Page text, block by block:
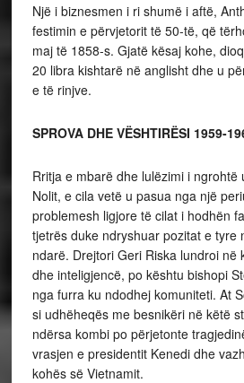
Një i biznesmen i ri shumë i aftë,
festimin e përvjetorit të 50-të, që
maj të 1858-s. Gjatë kësaj kohe,
20 libra kishtarë në anglisht dhe u
e të rinjve.
SPROVA DHE VËSHTIRËSI 1959-
Rritja e mbarë dhe lulëzimi i ngrohtë
Nolit, e cila vetë u pasua nga një
problemesh ligjore të cilat i hodhën
tjetrës duke ndryshuar pozitat e tyre
ndarë. Drejtori Geri Riska lundroi në
dhe inteligjencë, po kështu bishopi
nga furra ku ndodhej komuniteti. At
si udhëheqës me besnikëri në këtë
ndërsa kombi po përjetonte
vrasjen e presidentit Kenedi dhe
kohës së Vietnamit.